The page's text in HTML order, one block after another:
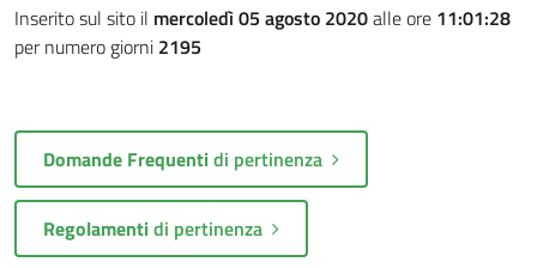
Inserito sul sito il mercoledì 05 agosto 2020alle ore 11:01:28
per numero giorni 2195
Domande Frequentidi pertinenza
Regolamentidi pertinenza